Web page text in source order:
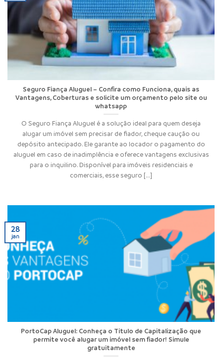
Seguro Fiança Aluguel – Confira como Funciona, quais as
Vantagens, Coberturas e solicite um orçamento pelo site ou
whatsapp
O Seguro Fiança Aluguel é a solução ideal para quem deseja
alugar um imóvel sem precisar de fiador, cheque caução ou
depósito antecipado. Ele garante ao locador o pagamento do
aluguel em caso de inadimplência e oferece vantagens exclusivas
para o inquilino. Disponível para imóveis residenciais e
comerciais, esse seguro [...]
PortoCap Aluguel: Conheça o Titulo de Capitalização que
permite você alugar um imóvel sem fiador! Simule
gratuitamente
28
jan